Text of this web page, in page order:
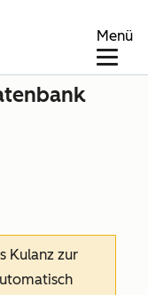
Menü
Kulanz zur